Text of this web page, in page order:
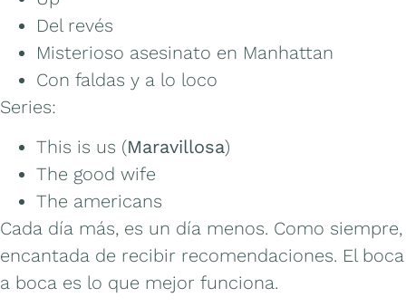
Del revés
Misterioso asesinato en Manhattan
Con faldas y a lo loco
Series:
This is us (Maravillosa)
The good wife
The americans
Cada día más, es un día menos. Como siempre,
encantada de recibir recomendaciones. El boca
a boca es lo que mejor funciona.